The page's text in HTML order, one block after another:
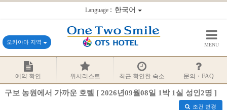
Language：한국어
오카야마 지역 MENU
예약 확인 위시리스트 최근 확인한 숙소 문의・FAQ
구보 농원에서 가까운 호텔 [ 2026년09월08일 1박 1실 성인2명 ]
조건 변경